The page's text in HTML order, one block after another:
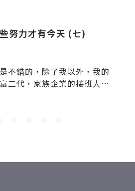
努力才有今天 (七)
不錯的，除了我以外，我的
二代，家族企業的接班人，